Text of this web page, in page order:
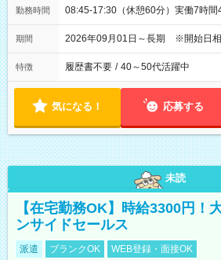
勤務時間 08:45-17:30（休憩60分）実働7時間
期間 2026年09月01日～長期 ※開始日
特徴 履歴書不要 / 40～50代活躍中
気になる！ 応募する
未読
【在宅勤務OK】時給3300円！
ンサイドセールス
派遣 ブランクOK WEB登録・面接OK